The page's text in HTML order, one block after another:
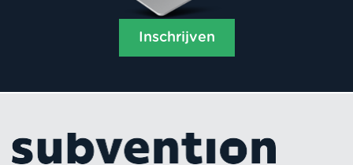
Inschrijven